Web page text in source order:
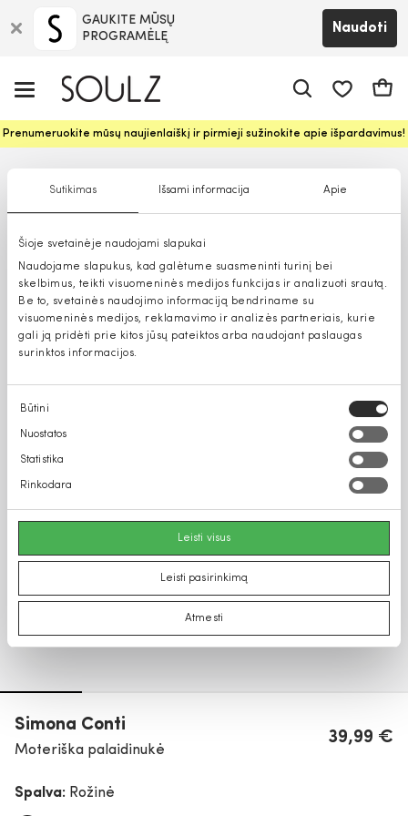
Sutikimas Išsami informacija Apie
Šioje svetainėje naudojami slapukai
Naudojame slapukus, kad galėtume suasmeninti turinį bei
skelbimus, teikti visuomeninės medijos funkcijas ir analizuoti srautą.
Be to, svetainės naudojimo informaciją bendriname su
visuomeninės medijos, reklamavimo ir analizės partneriais, kurie
gali ją pridėti prie kitos jūsų pateiktos arba naudojant paslaugas
surinktos informacijos.
Sutikimo
pasirinkimas
Būtini
Nuostatos
Statistika
Rinkodara
Leisti visus
Leisti pasirinkimą
Atmesti
GAUKITE MŪSŲ
PROGRAMĖLĘ
Naudoti
Prenumeruokite mūsų naujienlaiškį ir pirmieji sužinokite apie išpardavimus!
Simona Conti
Moteriška palaidinukė
39,99 €
Spalva: Rožinė